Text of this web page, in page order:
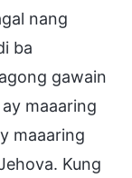
nang
ba
gawain
maaaring
maaaring
Kung